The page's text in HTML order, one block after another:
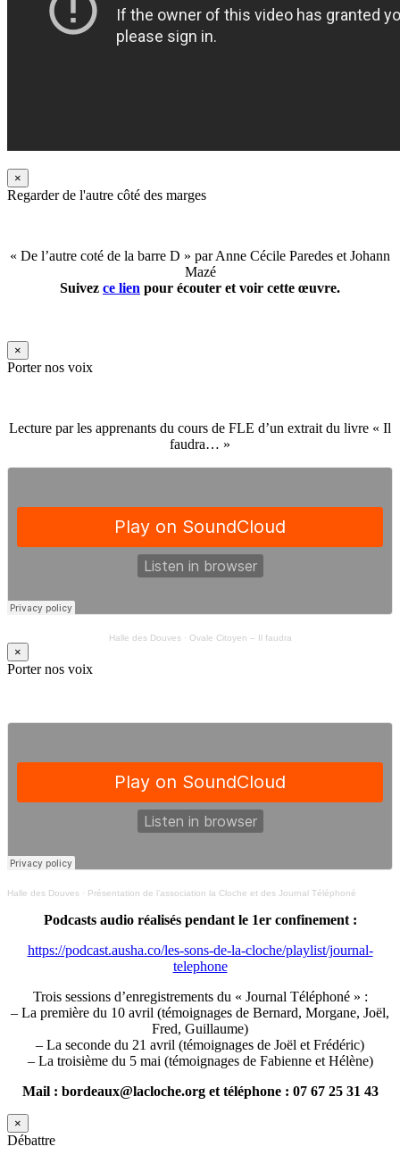
×
Regarder de l'autre côté des marges
« De l’autre coté de la barre D » par Anne Cécile Paredes et Johann
Mazé
Suivez ce lien pour écouter et voir cette œuvre.
×
Porter nos voix
Lecture par les apprenants du cours de FLE d’un extrait du livre « Il
faudra… »
Halle des Douves· Ovale Citoyen – Il faudra
×
Porter nos voix
Halle des Douves · Présentation de l’association la Cloche et des Journal Téléphoné
Podcasts audio réalisés pendant le 1er confinement :
https://podcast.ausha.co/les-sons-de-la-cloche/playlist/journal-
telephone
Trois sessions d’enregistrements du « Journal Téléphoné » :
– La première du 10 avril (témoignages de Bernard, Morgane, Joël,
Fred, Guillaume)
– La seconde du 21 avril (témoignages de Joël et Frédéric)
– La troisième du 5 mai (témoignages de Fabienne et Hélène)
Mail : bordeaux@lacloche.org et téléphone : 07 67 25 31 43
×
Débattre